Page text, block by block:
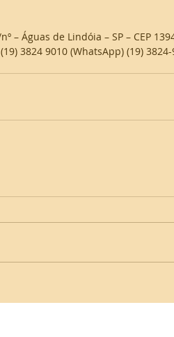
– Águas de Lindóia – SP – CEP
3824 9010 (WhatsApp) (19)